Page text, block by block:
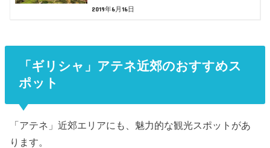
2019年6月16日
「ギリシャ」アテネ近郊のおすすめス
ポット
「アテネ」近郊エリアにも、魅力的な観光スポットがあ
ります。